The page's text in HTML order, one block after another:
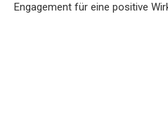
Engagement für eine positive